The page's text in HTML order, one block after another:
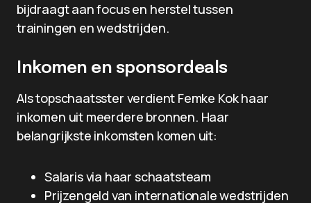
bijdraagt aan focus en herstel tussen
trainingen en wedstrijden.
Inkomen en sponsordeals
Als topschaatsster verdient Femke Kok haar
inkomen uit meerdere bronnen. Haar
belangrijkste inkomsten komen uit:
Salaris via haar schaatsteam
Prijzengeld van internationale wedstrijden